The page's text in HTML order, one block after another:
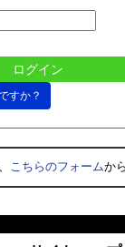
すか？
こちらのフォームか